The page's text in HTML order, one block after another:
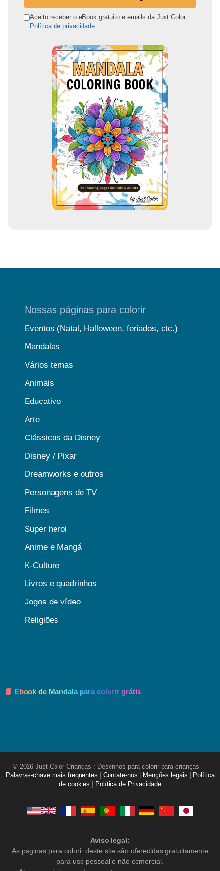
n Aceito receber o eBook gratuito e emails da Just Color.
Política de privacidade
Nossas páginas para colorir
Eventos (Natal, Halloween, feriados, etc.)
Mandalas
Vários temas
Animais
Educativo
Arte
Clássicos da Disney
Disney / Pixar
Dreamworks e outros
Personagens de TV
Filmes
Super heroi
Anime e Mangá
K-Culture
Livros e quadrinhos
Jogos de vídeo
Religiões
📘 Ebook de Mandala para colorir grátis
© 2026 Just Color Crianças : Desenhos para colorir para crianças
Palavras-chave mais frequentes
Contate-nos Menções legais
Política
de cookies
Política de Privacidade
Aviso legal:
As páginas para colorir deste site são oferecidas gratuitamente
para uso pessoal e não comercial.